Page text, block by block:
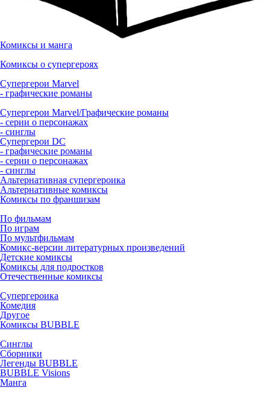
Комиксы и манга
Комиксы о супергероях
Супергерои Marvel
- графические романы
Супергерои Marvel/Графические романы
- серии о персонажах
- синглы
Супергерои DC
- графические романы
- серии о персонажах
- синглы
Альтернативная супергероика
Альтернативные комиксы
Комиксы по франшизам
По фильмам
По играм
По мультфильмам
Комикс-версии литературных произведений
Детские комиксы
Комиксы для подростков
Отечественные комиксы
Супергероика
Комедия
Другое
Комиксы BUBBLE
Синглы
Сборники
Легенды BUBBLE
BUBBLE Visions
Манга